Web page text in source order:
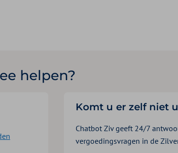
helpen?
Komt u er zelf niet
Chatbot Ziv geeft 24/7
vergoedingsvragen in de